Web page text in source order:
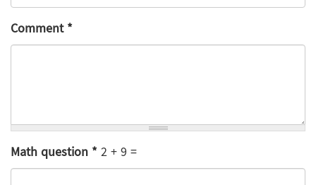
Comment*
Math question*2 + 9 =